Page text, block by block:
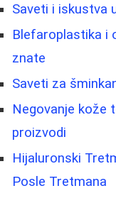
Saveti i iskustva
Blefaroplastika i
znate
Saveti za
Negovanje kože
proizvodi
Hijaluronski
Posle Tretmana